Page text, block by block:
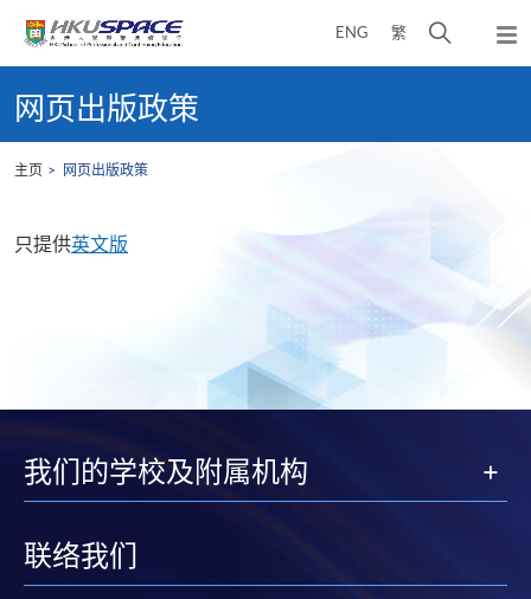
ENG 繁
开
弹
出
单
content
start网页出版政策
主页 网页出版政策
只提供英文版
我们的学校及附属机构
联络我们